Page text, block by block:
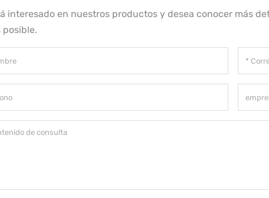
interesado en nuestros productos y desea conocer más
posible.